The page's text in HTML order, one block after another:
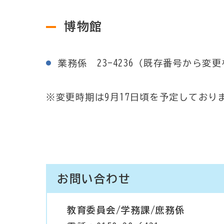
博物館
業務係 23-4236（既存番号から変更
※変更時期は9月17日頃を予定しており
お問い合わせ
教育委員会/学務課/庶務係